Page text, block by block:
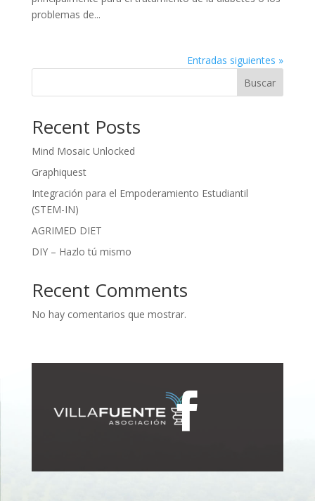
problemas de...
Entradas siguientes »
Buscar
Recent Posts
Mind Mosaic Unlocked
Graphiquest
Integración para el Empoderamiento Estudiantil
(STEM-IN)
AGRIMED DIET
DIY – Hazlo tú mismo
Recent Comments
No hay comentarios que mostrar.
